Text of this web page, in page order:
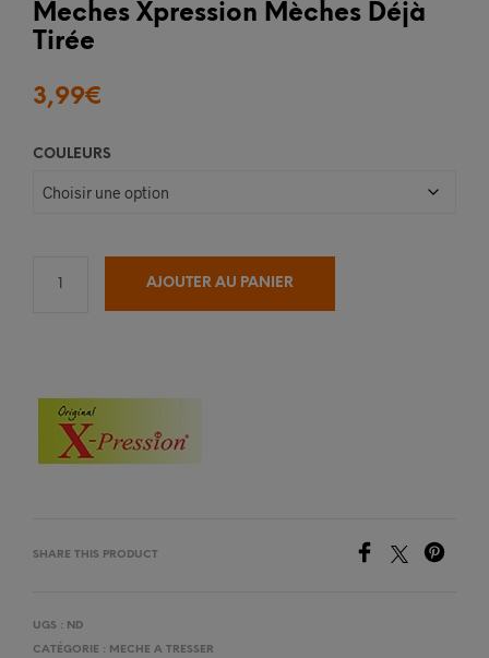
Meches Xpression Mèches Déjà
Tirée
3,99€
COULEURS
AJOUTER AU PANIER
SHARE THIS PRODUCT
UGS : ND
CATÉGORIE : MECHE A TRESSER